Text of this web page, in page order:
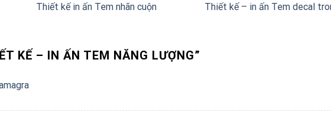
Thiết kế in ấn Tem nhãn cuộn Thiết kế – in ấn Tem decal
KẾ – IN ẤN TEM NĂNG LƯỢNG”